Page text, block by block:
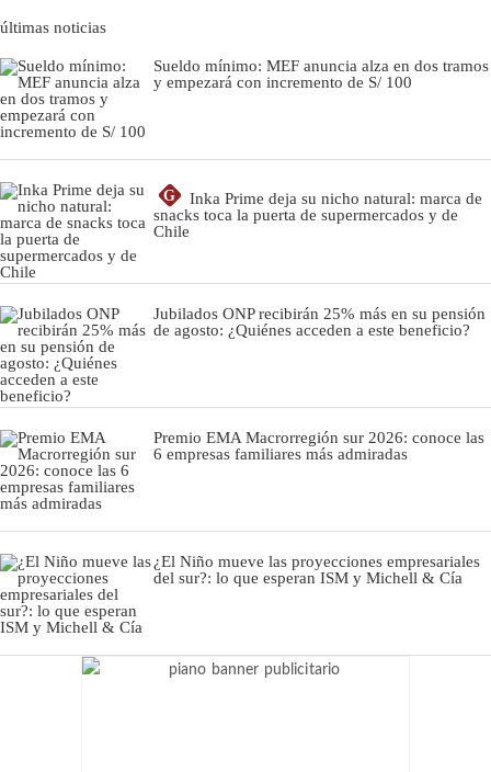
últimas noticias
Sueldo mínimo: MEF anuncia alza en dos tramos
y empezará con incremento de S/ 100
G
Inka Prime deja su nicho natural: marca de
snacks toca la puerta de supermercados y de
Chile
Jubilados ONP recibirán 25% más en su pensión
de agosto: ¿Quiénes acceden a este beneficio?
Premio EMA Macrorregión sur 2026: conoce las
6 empresas familiares más admiradas
¿El Niño mueve las proyecciones empresariales
del sur?: lo que esperan ISM y Michell & Cía